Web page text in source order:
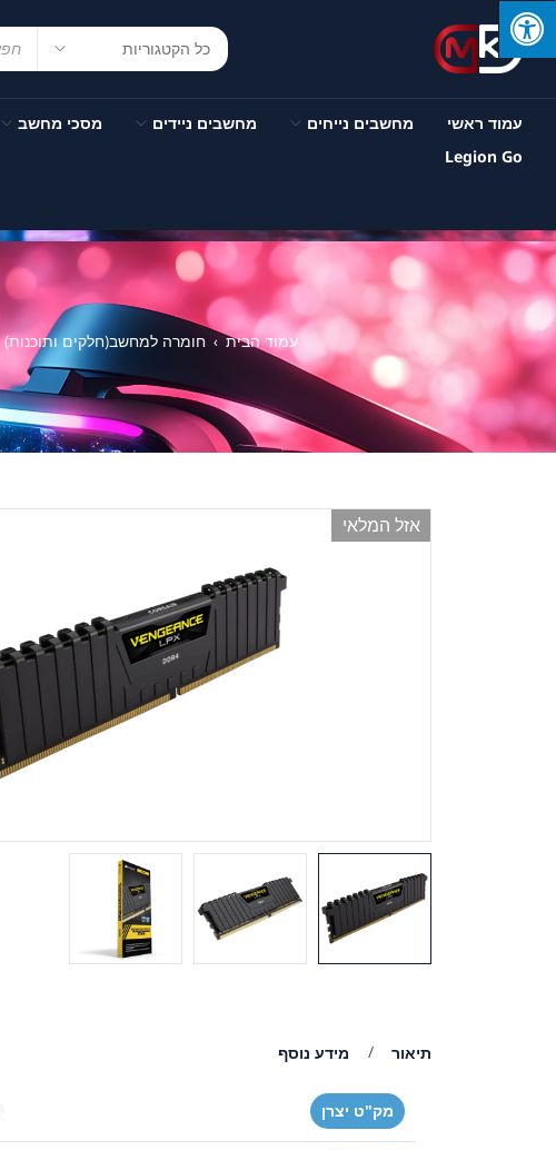
עמוד ראשי מחשבים נייחים מחשבים ניידים מסכי מחשב
Legion Go
עמוד הבית › חומרה למחשב(חלקים ותוכנות)
אזל המלאי
תיאור מידע נוסף
מק"ט יצרן